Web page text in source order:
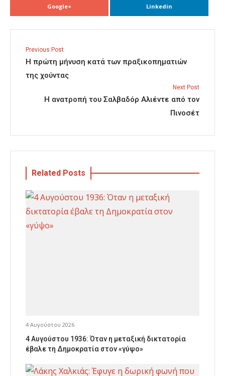
Google+ Linkedin
Previous Post
Η πρώτη μήνυση κατά των πραξικοπηματιών
της χούντας
Next Post
Η ανατροπή του Σαλβαδόρ Αλιέντε από τον
Πινοσέτ
Related Posts
4 Αυγούστου 2026
4 Αυγούστου 1936: Όταν η μεταξική δικτατορία
έβαλε τη Δημοκρατία στον «γύψο»